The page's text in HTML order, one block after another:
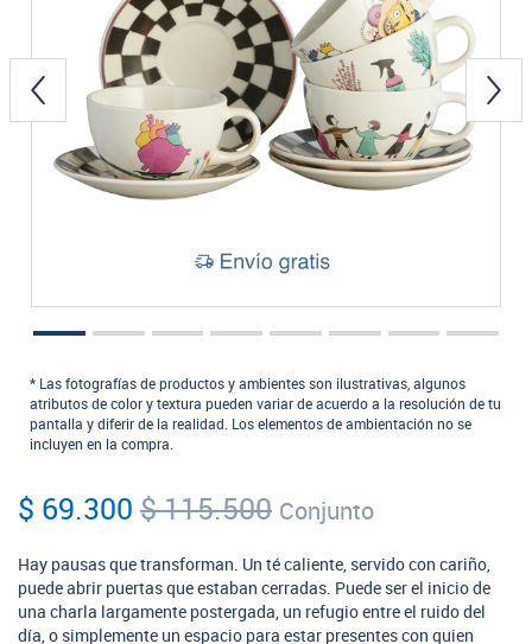
* Las fotografías de productos y ambientes son ilustrativas, algunos
atributos de color y textura pueden variar de acuerdo a la resolución de tu
pantalla y diferir de la realidad. Los elementos de ambientación no se
incluyen en la compra.
$ 69.300 $ 115.500 Conjunto
Hay pausas que transforman. Un té caliente, servido con cariño,
puede abrir puertas que estaban cerradas. Puede ser el inicio de
una charla largamente postergada, un refugio entre el ruido del
día, o simplemente un espacio para estar presentes con quien